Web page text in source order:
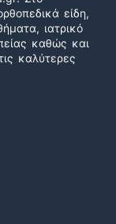
είδη,
ιατρικό
καθώς και
καλύτερες